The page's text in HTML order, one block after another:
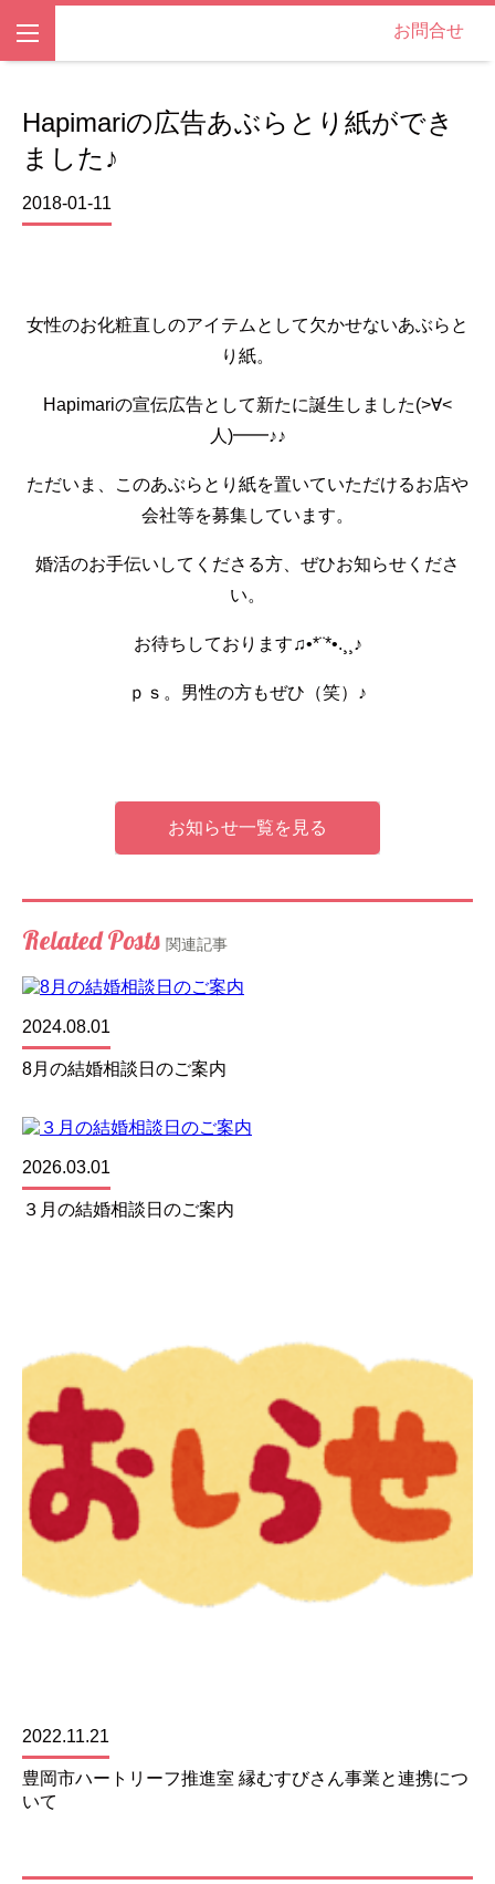
お問合せ
Hapimariの広告あぶらとり紙ができ
ました♪
2018-01-11
女性のお化粧直しのアイテムとして欠かせないあぶらと
り紙。
Hapimariの宣伝広告として新たに誕生しました(>∀<
人)━━♪♪
ただいま、このあぶらとり紙を置いていただけるお店や
会社等を募集しています。
婚活のお手伝いしてくださる方、ぜひお知らせくださ
い。
お待ちしております♫•*¨*•.¸¸♪
ｐｓ。男性の方もぜひ（笑）♪
お知らせ一覧を見る
Related Posts 関連記事
2024.08.01
8月の結婚相談日のご案内
2026.03.01
３月の結婚相談日のご案内
2022.11.21
豊岡市ハートリーフ推進室 縁むすびさん事業と連携につ
いて